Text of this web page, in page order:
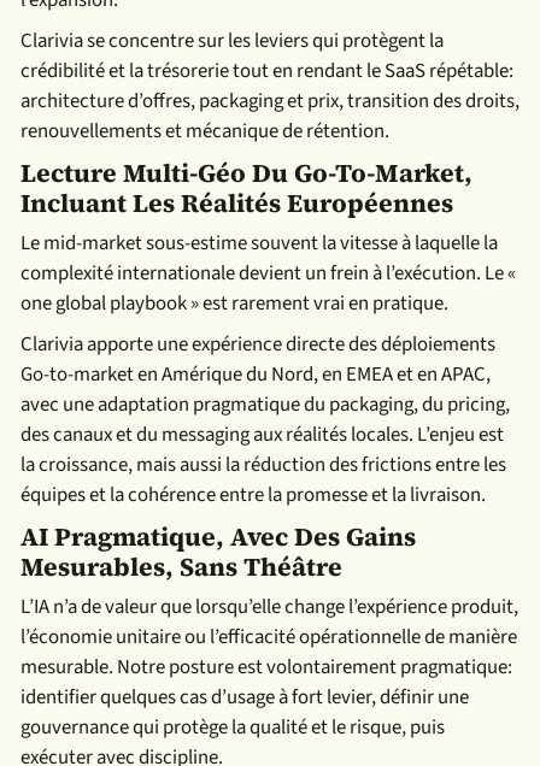
Clarivia se concentre sur les leviers qui protègent la
crédibilité et la trésorerie tout en rendant le SaaS répétable:
architecture d’offres, packaging et prix, transition des droits,
renouvellements et mécanique de rétention.
Lecture Multi-Géo Du Go-To-Market,
Incluant Les Réalités Européennes
Le mid-market sous-estime souvent la vitesse à laquelle la
complexité internationale devient un frein à l’exécution. Le «
one global playbook » est rarement vrai en pratique.
Clarivia apporte une expérience directe des déploiements
Go-to-market en Amérique du Nord, en EMEA et en APAC,
avec une adaptation pragmatique du packaging, du pricing,
des canaux et du messaging aux réalités locales. L’enjeu est
la croissance, mais aussi la réduction des frictions entre les
équipes et la cohérence entre la promesse et la livraison.
AI Pragmatique, Avec Des Gains
Mesurables, Sans Théâtre
L’IA n’a de valeur que lorsqu’elle change l’expérience produit,
l’économie unitaire ou l’efficacité opérationnelle de manière
mesurable. Notre posture est volontairement pragmatique:
identifier quelques cas d’usage à fort levier, définir une
gouvernance qui protège la qualité et le risque, puis
exécuter avec discipline.